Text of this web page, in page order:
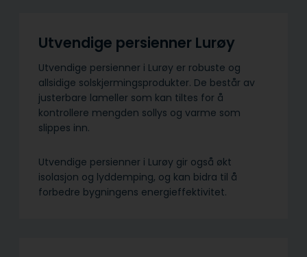
Utvendige persienner Lurøy
Utvendige persienner i Lurøy er robuste og
allsidige solskjermings­produkter. De består av
justerbare lameller som kan tiltes for å
kontrollere mengden sollys og varme som
slippes inn.
Utvendige persienner i Lurøy gir også økt
isolasjon og lyddemping, og kan bidra til å
forbedre bygningens energieffektivitet.